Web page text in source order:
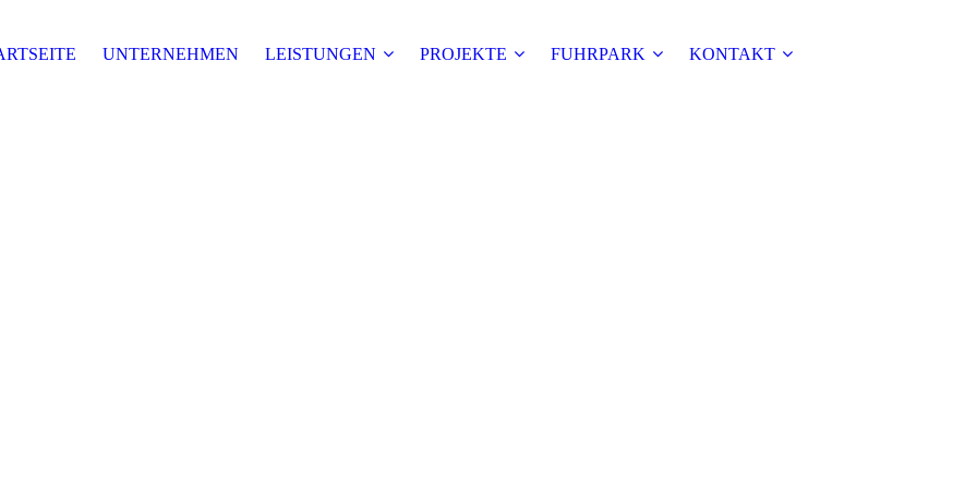
UNTERNEHMEN LEISTUNGEN PROJEKTE FUHRPARK KONTAKT